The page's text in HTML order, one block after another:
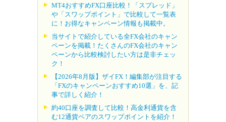
MT4おすすめFX口座比較！「スプレッド」
や「スワップポイント」で比較して一覧表
に！お得なキャンペーン情報も掲載中。
当サイトで紹介している全FX会社のキャン
ペーンを掲載！たくさんのFX会社のキャン
ペーンから比較検討したい方は是非チェッ
ク！
【2026年8月版】ザイFX！編集部が注目する
「FXのキャンペーンおすすめ10選」を、記
事で詳しく紹介！
約40口座を調査して比較！高金利通貨を含
む12通貨ペアのスワップポイントを紹介！